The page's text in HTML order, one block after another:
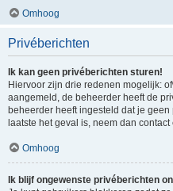
Omhoog
Privéberichten
Ik kan geen privéberichten sturen!
Hiervoor zijn drie redenen mogelijk:
aangemeld, de beheerder heeft de
beheerder heeft ingesteld dat je
laatste het geval is, neem dan
Omhoog
Ik blijf ongewenste privéberichten